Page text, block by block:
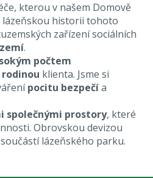
kterou v našem Domově
lázeňskou historii tohoto
zařízení sociálních
.
počtem
rodinou klienta. Jsme si
pocitu bezpečía
společnými prostory, které
Obrovskou devizou
lázeňského parku.